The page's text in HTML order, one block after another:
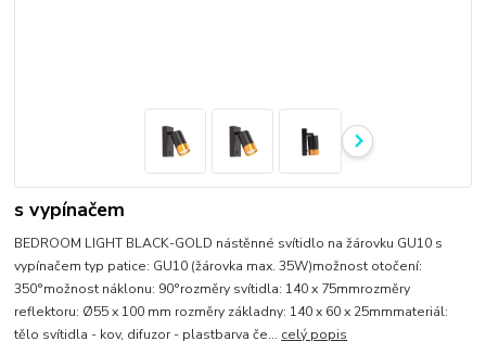
s vypínačem
BEDROOM LIGHT BLACK-GOLD nástěnné svítidlo na žárovku GU10 s
vypínačem typ patice: GU10 (žárovka max. 35W)možnost otočení:
350°možnost náklonu: 90°rozměry svítidla: 140 x 75mmrozměry
reflektoru: Ø55 x 100 mm rozměry základny: 140 x 60 x 25mmmateriál:
tělo svítidla - kov, difuzor - plastbarva če... celý popis